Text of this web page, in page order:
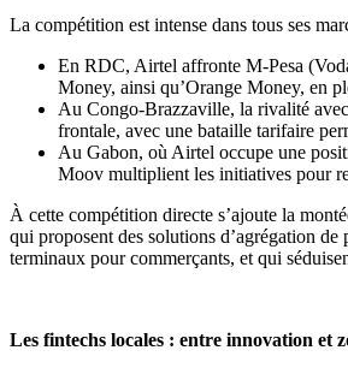
La compétition est intense dans tous ses
En RDC, Airtel affronte M-Pesa
Money, ainsi qu’Orange Money, en
Au Congo-Brazzaville, la rivalité
frontale, avec une bataille tarifaire
Au Gabon, où Airtel occupe une
Moov multiplient les initiatives pour
À cette compétition directe s’ajoute la
qui proposent des solutions d’agrégation de
terminaux pour commerçants, et qui
Les fintechs locales : entre innovation et